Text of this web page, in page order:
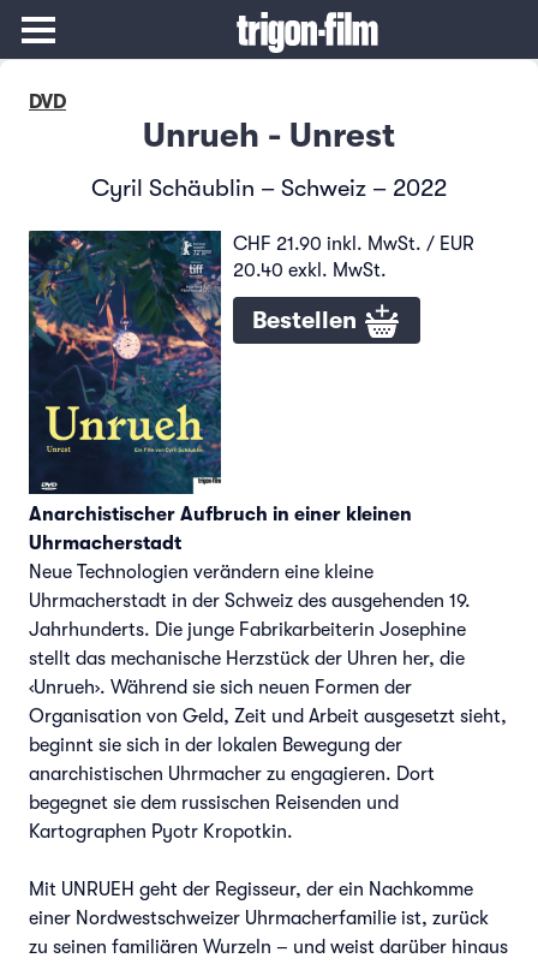
DVD
Unrueh - Unrest
Cyril Schäublin – Schweiz – 2022
CHF 21.90 inkl. MwSt. / EUR
20.40 exkl. MwSt.
Bestellen
Anarchistischer Aufbruch in einer kleinen
Uhrmacherstadt
Neue Technologien verändern eine kleine
Uhrmacherstadt in der Schweiz des ausgehenden 19.
Jahrhunderts. Die junge Fabrikarbeiterin Josephine
stellt das mechanische Herzstück der Uhren her, die
‹Unrueh›. Während sie sich neuen Formen der
Organisation von Geld, Zeit und Arbeit ausgesetzt sieht,
beginnt sie sich in der lokalen Bewegung der
anarchistischen Uhrmacher zu engagieren. Dort
begegnet sie dem russischen Reisenden und
Kartographen Pyotr Kropotkin.
Mit UNRUEH geht der Regisseur, der ein Nachkomme
einer Nordwestschweizer Uhrmacherfamilie ist, zurück
zu seinen familiären Wurzeln – und weist darüber hinaus